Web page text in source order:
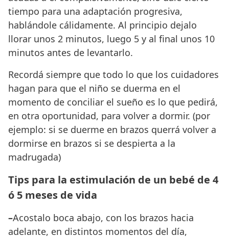
tiempo para una adaptación progresiva,
hablándole cálidamente. Al principio dejalo
llorar unos 2 minutos, luego 5 y al final unos 10
minutos antes de levantarlo.
Recordá siempre que todo lo que los cuidadores
hagan para que el niño se duerma en el
momento de conciliar el sueño es lo que pedirá,
en otra oportunidad, para volver a dormir. (por
ejemplo: si se duerme en brazos querrá volver a
dormirse en brazos si se despierta a la
madrugada)
Tips para la estimulación de un bebé de 4
ó 5 meses de vida
–Acostalo boca abajo, con los brazos hacia
adelante, en distintos momentos del día,